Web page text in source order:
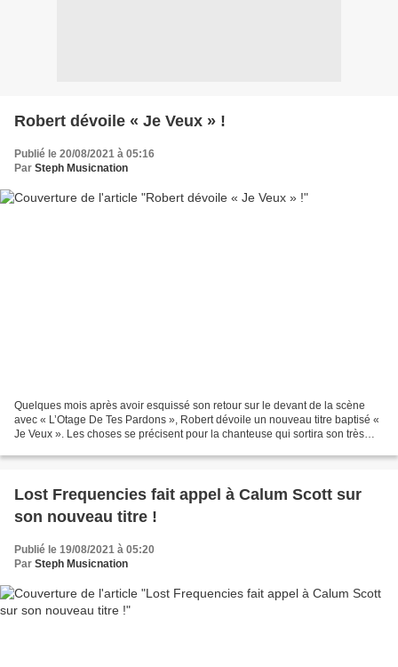
Robert dévoile « Je Veux » !
Publié le 20/08/2021 à 05:16
Par Steph Musicnation
Quelques mois après avoir esquissé son retour sur le devant de la scène
avec « L’Otage De Tes Pardons », Robert dévoile un nouveau titre baptisé «
Je Veux ». Les choses se précisent pour la chanteuse qui sortira son très
Lost Frequencies fait appel à Calum Scott sur
son nouveau titre !
Publié le 19/08/2021 à 05:20
Par Steph Musicnation